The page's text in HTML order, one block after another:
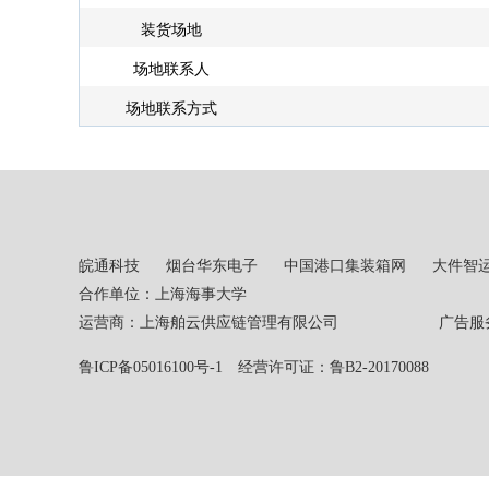
装货场地
场地联系人
场地联系方式
皖通科技 烟台华东电子 中国港口集装箱网
大件智
合作单位：上海海事大学
运营商：上海舶云供应链管理有限公司 广告服务热
鲁ICP备05016100号-1 经营许可证：鲁B2-20170088